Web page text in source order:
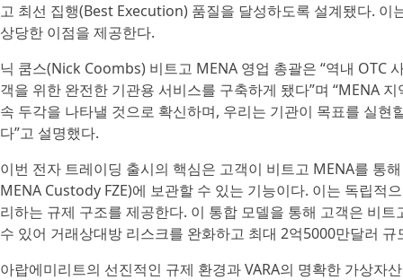
고 최선 집행(Best Execution) 품질을 달성하도록 설계됐다.
상당한 이점을 제공한다.
닉 쿰스(Nick Coombs) 비트고 MENA 영업 총괄은 “역내 OTC
객을 위한 완전한 기관용 서비스를 구축하게 됐다”며 “MENA
속 두각을 나타낼 것으로 확신하며, 우리는 기관이 목표를 실
다”고 설명했다.
이번 전자 트레이딩 출시의 핵심은 고객이 비트고 MENA를 통
MENA Custody FZE)에 보관할 수 있는 기능이다. 이는 독립적
리하는 규제 구조를 제공한다. 이 통합 모델을 통해 고객은 비
수 있어 거래상대방 리스크를 완화하고 최대 2억5000만달러
아랍에미리트의 선진적인 규제 환경과 VARA의 명확한 가상자